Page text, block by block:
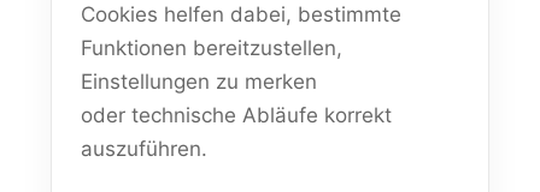
Cookies helfen dabei, bestimmte
Funktionen bereitzustellen,
Einstellungen zu merken
oder technische Abläufe korrekt
auszuführen.